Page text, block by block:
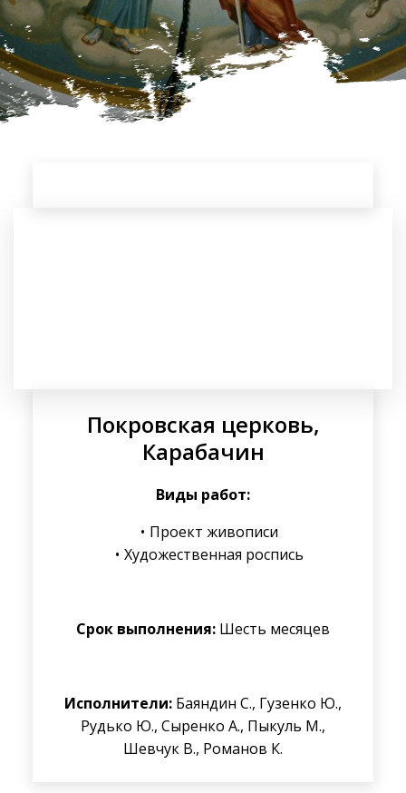
Покровская церковь,
Карабачин
Виды работ:
Проект живописи
Художественная роспись
Срок выполнения: Шесть месяцев
Исполнители: Баяндин С., Гузенко Ю.,
Рудько Ю., Сыренко А., Пыкуль М.,
Шевчук В., Романов К.